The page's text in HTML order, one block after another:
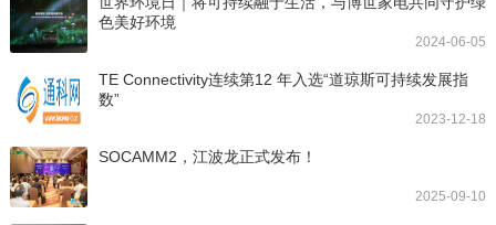
色美好环境
2024-06-05
TE Connectivity连续第12 年入选“道琼斯可持续发展指
数”
2023-12-18
SOCAMM2，江波龙正式发布！
2025-09-10